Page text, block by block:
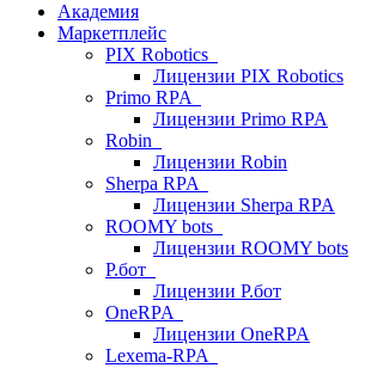
Академия
Маркетплейс
PIX Robotics
Лицензии PIX Robotics
Primo RPA
Лицензии Primo RPA
Robin
Лицензии Robin
Sherpa RPA
Лицензии Sherpa RPA
ROOMY bots
Лицензии ROOMY bots
Р.бот
Лицензии Р.бот
OneRPA
Лицензии OneRPA
Lexema-RPA